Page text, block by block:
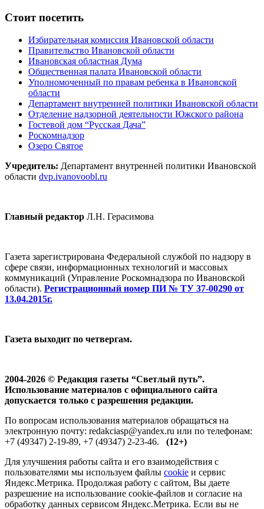
Стоит посетить
Избирательная комиссия Ивановской области
Правительство Ивановской области
Ивановская областная Дума
Общественная палата Ивановской области
Уполномоченный по правам ребенка в Ивановской
области
Департамент внутренней политики Ивановской области
Отделение надзорной деятельности Южского района
Гостевой дом “Русская Дача”
Роскомнадзор
Озеро Святое
Учредитель: Департамент внутренней политики Ивановской
области dvp.ivanovoobl.ru
Главный редактор Л.Н. Герасимова
Газета зарегистрирована Федеральной службой по надзору в
сфере связи, информационных технологий и массовых
коммуникаций (Управление Роскомнадзора по Ивановской
области). Регистрационный номер ПИ № ТУ 37-00290 от
13.04.2015г.
Газета выходит по четвергам.
2004-2026 © Редакция газеты “Светлый путь”.
Использование материалов с официального сайта
допускается только с разрешения редакции.
По вопросам использования материалов обращаться на
электронную почту: redakciasp@yandex.ru или по телефонам:
+7 (49347) 2-19-89, +7 (49347) 2-23-46. (12+)
Для улучшения работы сайта и его взаимодействия с
пользователями мы используем файлы cookie и сервис
Яндекс.Метрика. Продолжая работу с сайтом, Вы даете
разрешение на использование cookie-файлов и согласие на
обработку данных сервисом Яндекс.Метрика. Если вы не